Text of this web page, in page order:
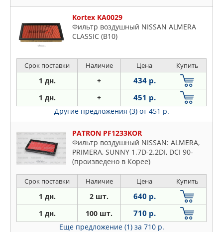
Kortex KA0029
Фильтр воздушный NISSAN ALMERA
CLASSIC (B10)
Срок поставки Наличие Цена Купить
1 дн. + 434 р.
1 дн. + 451 р.
Другие предложения (3) от 451 р.
PATRON PF1233KOR
Фильтр воздушный NISSAN: ALMERA,
PRIMERA, SUNNY 1.7D-2.2DI, DCI 90-
(произведено в Корее)
Срок поставки Наличие Цена Купить
1 дн. 2 шт. 640 р.
1 дн. 100 шт. 710 р.
Еще предложение (1) за 710 р.